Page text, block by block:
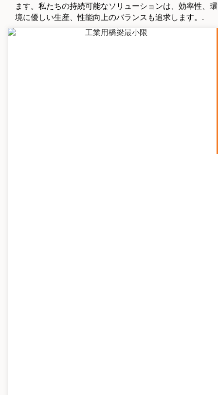
ます。私たちの持続可能なソリューションは、効率性、環
境に優しい生産、性能向上のバランスも追求します。.